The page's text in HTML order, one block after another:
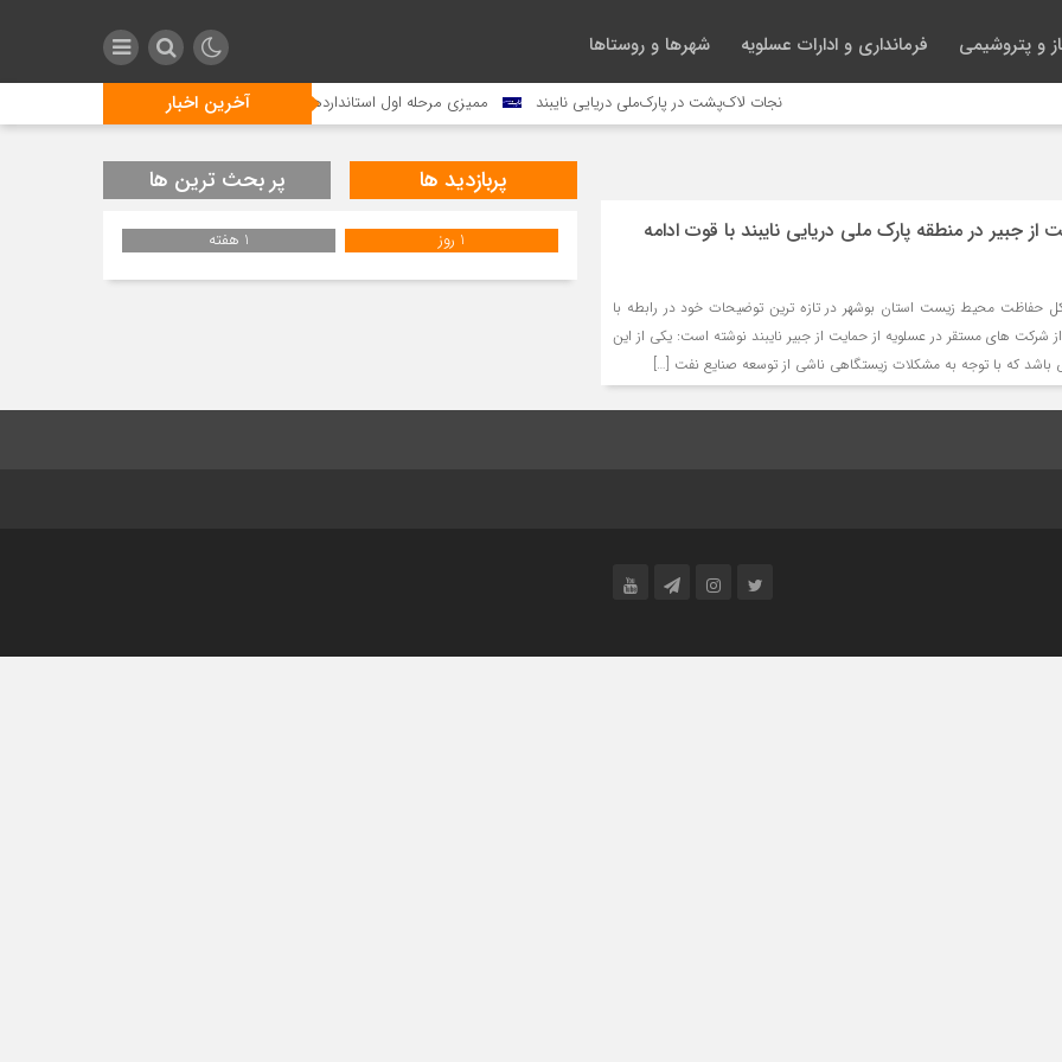
و پتروشیمی فرمانداری و ادارات عسلویه شهرها و روستاها
آخرین اخبار نجات لاک‌پشت در پارک‌ملی دریایی نایبند ممیزی مرحله اول استانداردهای ISO 29001:2020 و HSE-MS در شرکت مخازن سبز پتروشیمی عسلویه با موفقیت انجام شد
جبیر در منطقه پارک ملی دریایی نایبند با قوت ادامه
کل حفاظت محیط زیست استان بوشهر در تازه ترین توضیحات خود در رابطه با
شرکت های مستقر در عسلویه از حمایت از جبیر نایبند نوشته است: یکی از این
باشد که با توجه به مشکلات زیستگاهی ناشی از توسعه صنایع نفت […]
پربازدید ها پر بحث ترین ها
1 روز 1 هفته